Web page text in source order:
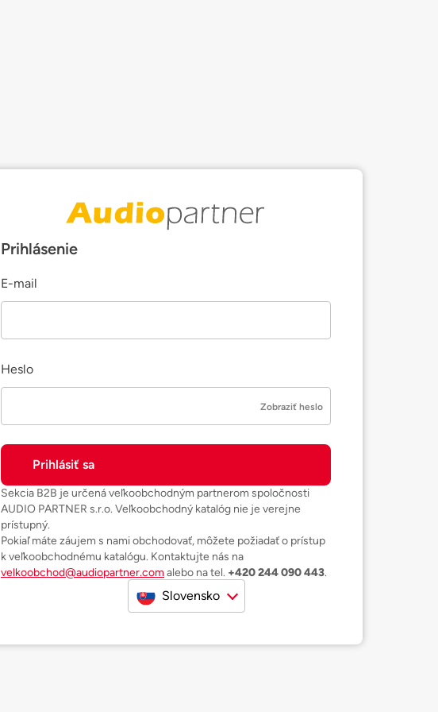
Prihlásenie
E-mail
Heslo
Zobraziť heslo
Sekcia B2B je určená veľkoobchodným partnerom spoločnosti
AUDIO PARTNER s.r.o. Veľkoobchodný katalóg nie je verejne
prístupný.
Pokiaľ máte záujem s nami obchodovať, môžete požiadať o prístup
k veľkoobchodnému katalógu. Kontaktujte nás na
velkoobchod@audiopartner.comalebo na tel. +420 244 090 443.
Slovensko